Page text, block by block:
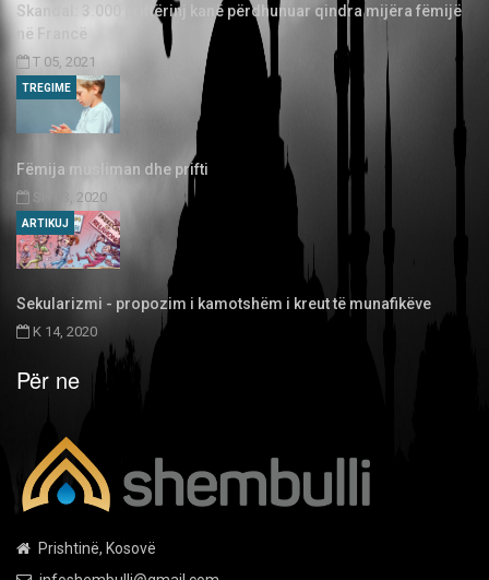
Skandal: 3.000 priftërinj kanë përdhunuar qindra mijëra fëmijë
në Francë
T 05, 2021
Fëmija musliman dhe prifti
SH 03, 2020
TREGIME
Sekularizmi - propozim i kamotshëm i kreut të munafikëve
K 14, 2020
ARTIKUJ
Për ne
Prishtinë, Kosovë